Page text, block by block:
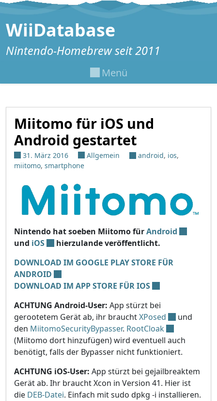
Zum Inhalt springen
WiiDatabase
Nintendo-Homebrew seit 2011
Menü
Miitomo für iOS und
Android gestartet
31. März 2016 Allgemein android, ios,
miitomo, smartphone
Nintendo hat soeben Miitomo fürAndroid
und iOS
hierzulande veröffentlicht.
DOWNLOAD IM GOOGLE PLAY STORE FÜR
ANDROID
DOWNLOAD IM APP STORE FÜR IOS
ACHTUNG Android-User: App stürzt bei
gerootetem Gerät ab, ihr brauchtXPosed
und
den MiitomoSecurityBypasser. RootCloak
(Miitomo dort hinzufügen) wird eventuell auch
benötigt, falls der Bypasser nicht funktioniert.
ACHTUNG iOS-User: App stürzt bei gejailbreaktem
Gerät ab. Ihr braucht Xcon in Version 41. Hier ist
die DEB-Datei. Einfach mit sudo dpkg -i installieren.